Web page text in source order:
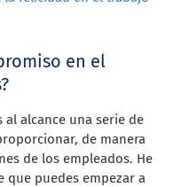
en el
al alcance una serie de
de manera
de los empleados. He
que puedes empezar a